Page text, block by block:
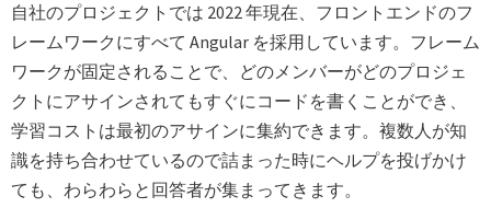
自社のプロジェクトでは 2022 年現在、フロントエンドのフ
レームワークにすべて Angular を採用しています。フレーム
ワークが固定されることで、どのメンバーがどのプロジェ
クトにアサインされてもすぐにコードを書くことができ、
学習コストは最初のアサインに集約できます。複数人が知
識を持ち合わせているので詰まった時にヘルプを投げかけ
ても、わらわらと回答者が集まってきます。